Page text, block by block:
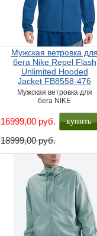
Мужская ветровка
бега Nike Repel Flash
Unlimited Hooded
Jacket FB8558-476
Мужская ветровка для
бега NIKE
16999,00 руб.
18999,00 руб.
купить